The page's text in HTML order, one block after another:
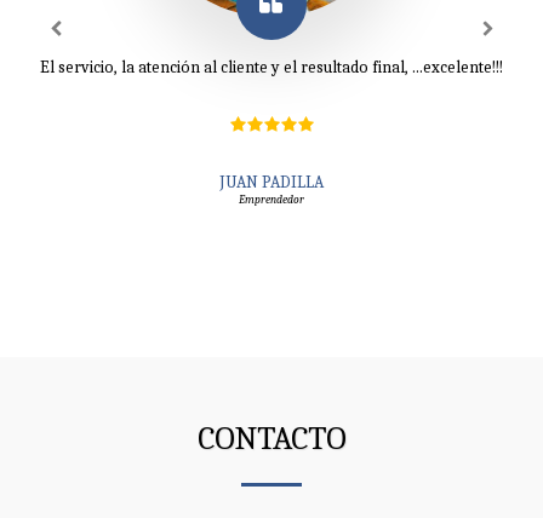
El servicio, la atención al cliente y el resultado final, ...excelente!!!
JUAN PADILLA
Emprendedor
CONTACTO